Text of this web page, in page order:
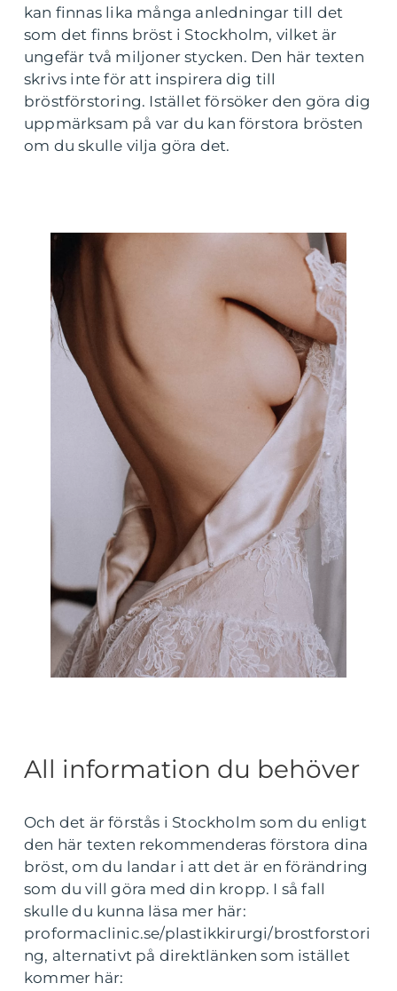
kan finnas lika många anledningar till det
som det finns bröst i Stockholm, vilket är
ungefär två miljoner stycken. Den här texten
skrivs inte för att inspirera dig till
bröstförstoring. Istället försöker den göra dig
uppmärksam på var du kan förstora brösten
om du skulle vilja göra det.
All information du behöver
Och det är förstås i Stockholm som du enligt
den här texten rekommenderas förstora dina
bröst, om du landar i att det är en förändring
som du vill göra med din kropp. I så fall
skulle du kunna läsa mer här:
proformaclinic.se/plastikkirurgi/brostforstori
ng, alternativt på direktlänken som istället
kommer här: